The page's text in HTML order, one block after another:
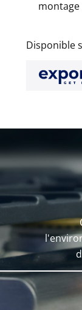
Disponible